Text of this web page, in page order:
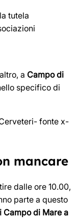
tutela
a Campo di
specifico di
fonte x-
mancare
dalle ore 10.00,
parte a questo
di Mare a